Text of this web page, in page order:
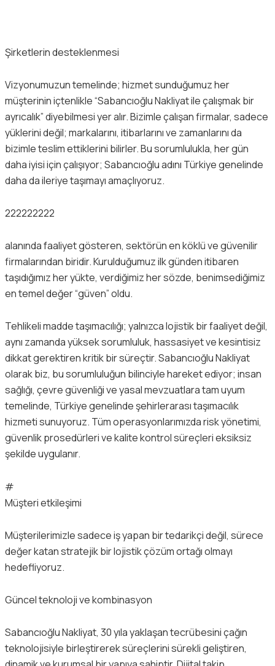
Şirketlerin desteklenmesi
Vizyonumuzun temelinde; hizmet sunduğumuz her
müşterinin içtenlikle “Sabancıoğlu Nakliyat ile çalışmak bir
ayrıcalık” diyebilmesi yer alır. Bizimle çalışan firmalar, sadece
yüklerini değil; markalarını, itibarlarını ve zamanlarını da
bizimle teslim ettiklerini bilirler. Bu sorumlulukla, her gün
daha iyisi için çalışıyor; Sabancıoğlu adını Türkiye genelinde
daha da ileriye taşımayı amaçlıyoruz.
222222222
alanında faaliyet gösteren, sektörün en köklü ve güvenilir
firmalarından biridir. Kurulduğumuz ilk günden itibaren
taşıdığımız her yükte, verdiğimiz her sözde, benimsediğimiz
en temel değer “güven” oldu.
Tehlikeli madde taşımacılığı; yalnızca lojistik bir faaliyet değil,
aynı zamanda yüksek sorumluluk, hassasiyet ve kesintisiz
dikkat gerektiren kritik bir süreçtir. Sabancıoğlu Nakliyat
olarak biz, bu sorumluluğun bilinciyle hareket ediyor; insan
sağlığı, çevre güvenliği ve yasal mevzuatlara tam uyum
temelinde, Türkiye genelinde şehirlerarası taşımacılık
hizmeti sunuyoruz. Tüm operasyonlarımızda risk yönetimi,
güvenlik prosedürleri ve kalite kontrol süreçleri eksiksiz
şekilde uygulanır.
#
Müşteri etkileşimi
Müşterilerimizle sadece iş yapan bir tedarikçi değil, sürece
değer katan stratejik bir lojistik çözüm ortağı olmayı
hedefliyoruz.
Güncel teknoloji ve kombinasyon
Sabancıoğlu Nakliyat, 30 yıla yaklaşan tecrübesini çağın
teknolojisiyle birleştirerek süreçlerini sürekli geliştiren,